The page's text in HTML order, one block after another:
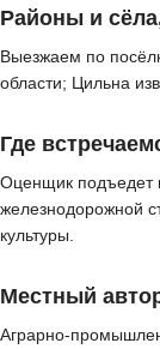
Районы и
Выезжаем по
области; Цильна
Где
Оценщик подъедет
железнодорожной
культуры.
Местный
Аграрно-